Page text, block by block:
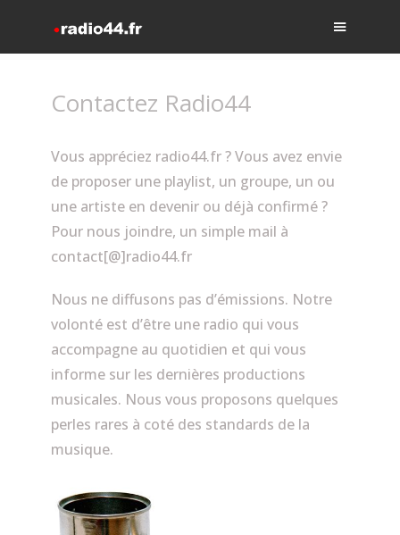
Contactez Radio44
Vous appréciez radio44.fr ? Vous avez envie
de proposer une playlist, un groupe, un ou
une artiste en devenir ou déjà confirmé ?
Pour nous joindre, un simple mail à
contact[@]radio44.fr
Nous ne diffusons pas d’émissions. Notre
volonté est d’être une radio qui vous
accompagne au quotidien et qui vous
informe sur les dernières productions
musicales. Nous vous proposons quelques
perles rares à coté des standards de la
musique.